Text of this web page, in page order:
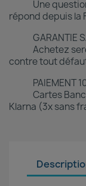
Une
répond depuis la
GARANTIE
Achetez
contre tout
PAIEMENT
Cartes
Klarna (3x sans